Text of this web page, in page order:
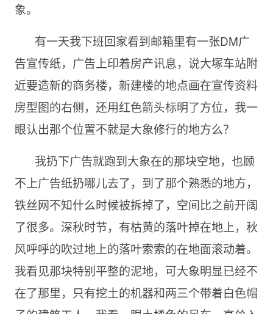
象。
有一天我下班回家看到邮箱里有一张DM广
告宣传纸，广告上印着房产讯息，说大塚车站附
近要造新的商务楼，新建楼的地点画在宣传资料
房型图的右侧，还用红色箭头标明了方位，我一
眼认出那个位置不就是大象修行的地方么？
我扔下广告就跑到大象在的那块空地，也顾
不上广告纸扔哪儿去了，到了那个熟悉的地方，
铁丝网不知什么时候被拆掉了，空间比之前开阔
了很多。深秋时节，有枯黄的落叶掉在地上，秋
风呼呼的吹过地上的落叶索索的在地面滚动着。
我看见那块特别平整的泥地，可大象明显已经不
在了那里，只有挖土的机器和两三个带着白色帽